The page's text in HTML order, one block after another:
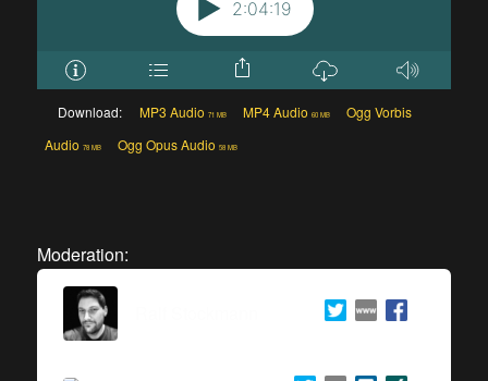
Download: MP3 Audio 71 MB MP4 Audio 60 MB
Ogg Vorbis
Audio 78 MB Ogg Opus Audio 58 MB
Moderation: